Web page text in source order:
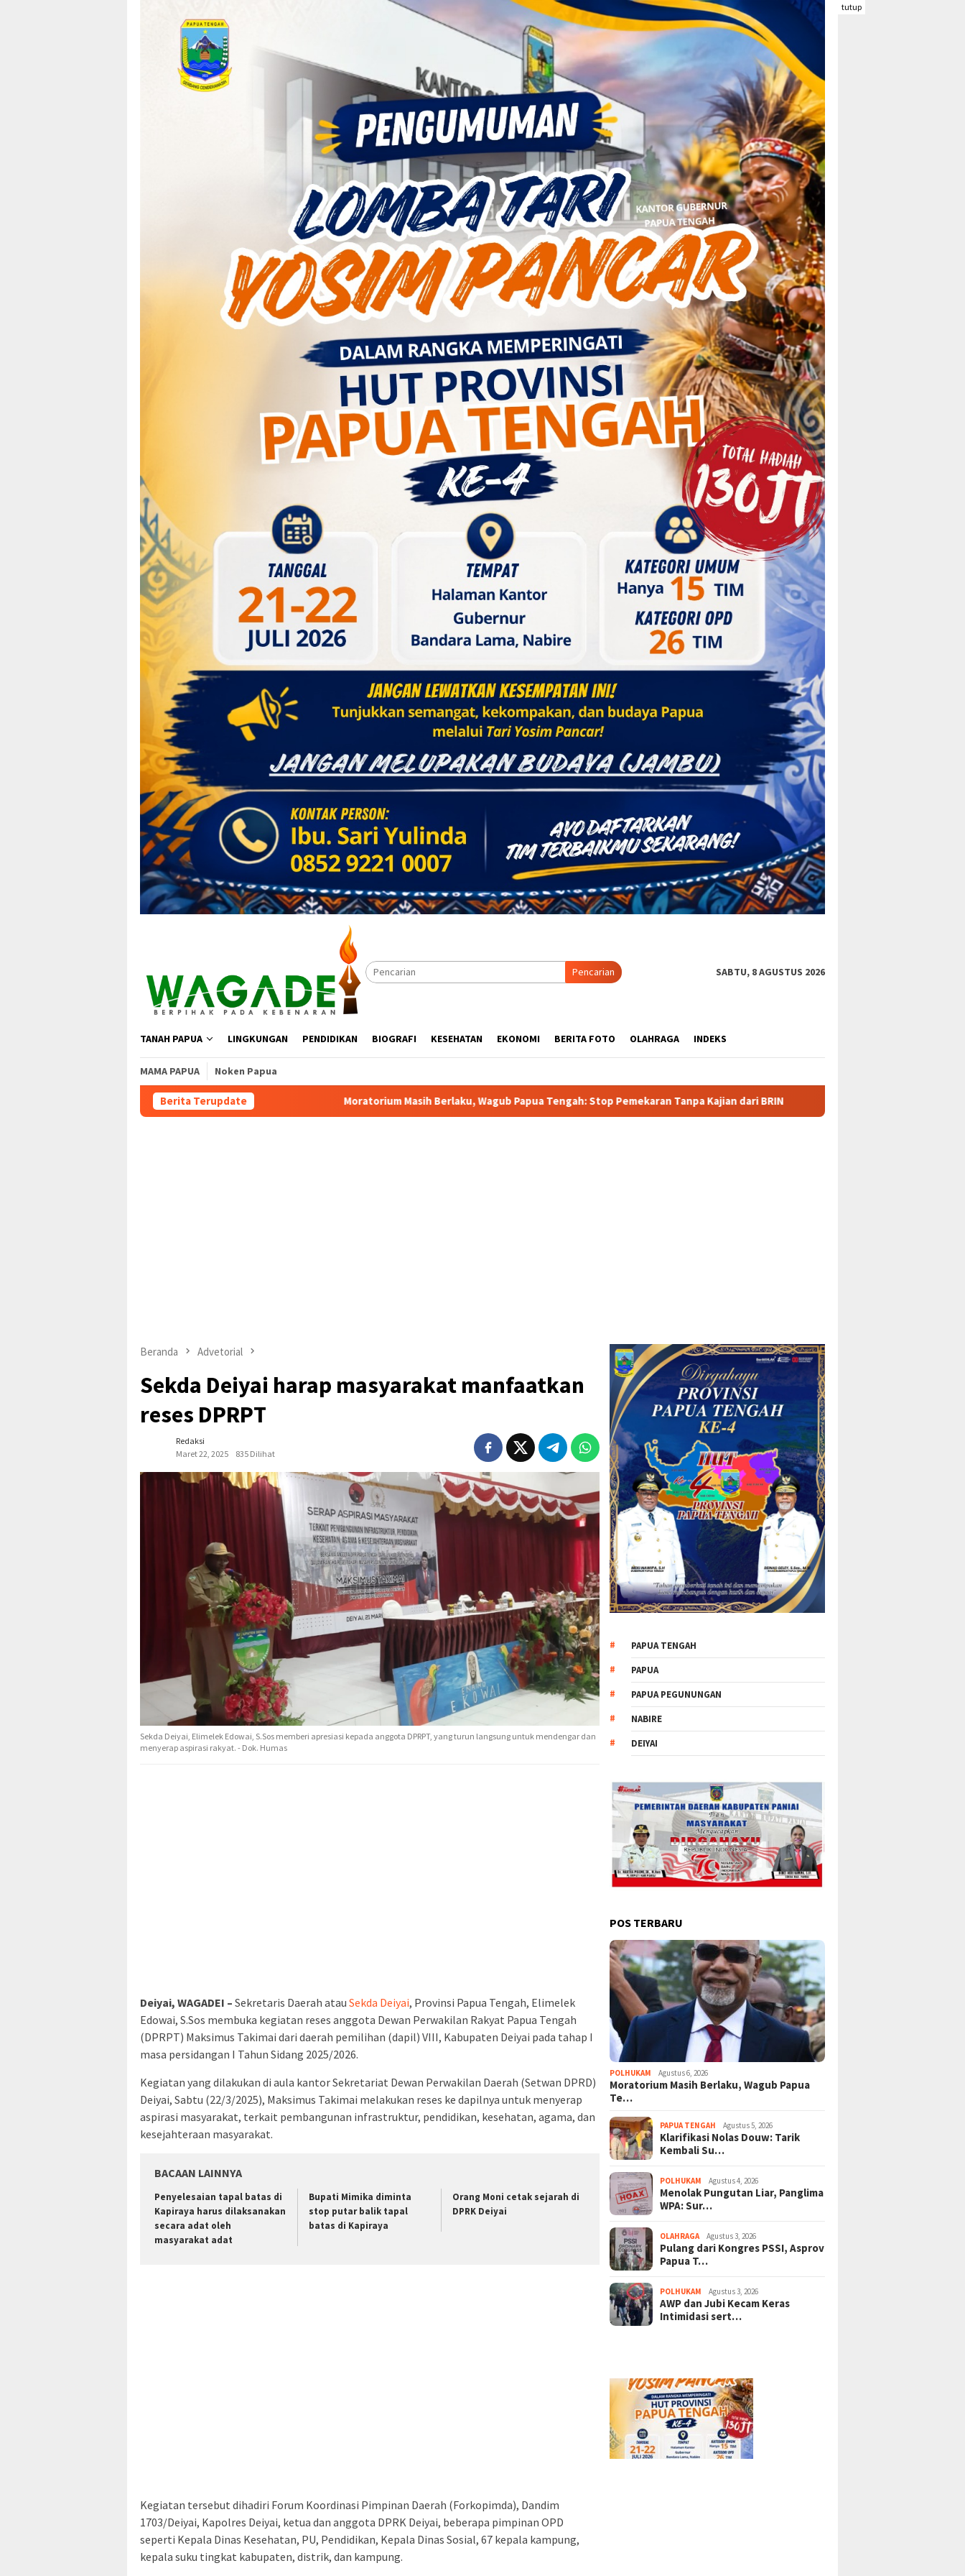
tutup
Pencarian SABTU, 8 AGUSTUS 2026
TANAH PAPUA LINGKUNGAN PENDIDIKAN BIOGRAFI KESEHATAN EKONOMI BERITA FOTO OLAHRAGA INDEKS
MAMA PAPUA Noken Papua
Berita Terupdate
Moratorium Masih Berlaku, Wagub Papua Tengah: Stop Pemekaran Tanpa Kajian dari BRIN Klarifikasi Nolas Douw: Tarik Kembali Surat, Lepas
Beranda Advetorial
Sekda Deiyai harap masyarakat manfaatkan
reses DPRPT
Redaksi
Maret 22, 2025
835 Dilihat
Sekda Deiyai, Elimelek Edowai, S.Sos memberi apresiasi kepada anggota DPRPT, yang turun langsung untuk mendengar dan
menyerap aspirasi rakyat. - Dok. Humas
Deiyai, WAGADEI – Sekretaris Daerah atau Sekda Deiyai, Provinsi Papua Tengah, Elimelek
Edowai, S.Sos membuka kegiatan reses anggota Dewan Perwakilan Rakyat Papua Tengah
(DPRPT) Maksimus Takimai dari daerah pemilihan (dapil) VIII, Kabupaten Deiyai pada tahap I
masa persidangan I Tahun Sidang 2025/2026.
Kegiatan yang dilakukan di aula kantor Sekretariat Dewan Perwakilan Daerah (Setwan DPRD)
Deiyai, Sabtu (22/3/2025), Maksimus Takimai melakukan reses ke dapilnya untuk menyerap
aspirasi masyarakat, terkait pembangunan infrastruktur, pendidikan, kesehatan, agama, dan
kesejahteraan masyarakat.
BACAAN LAINNYA
Penyelesaian tapal batas di
Kapiraya harus dilaksanakan
secara adat oleh
masyarakat adat
Bupati Mimika diminta
stop putar balik tapal
batas di Kapiraya
Orang Moni cetak sejarah di
DPRK Deiyai
Kegiatan tersebut dihadiri Forum Koordinasi Pimpinan Daerah (Forkopimda), Dandim
1703/Deiyai, Kapolres Deiyai, ketua dan anggota DPRK Deiyai, beberapa pimpinan OPD
seperti Kepala Dinas Kesehatan, PU, Pendidikan, Kepala Dinas Sosial, 67 kepala kampung,
kepala suku tingkat kabupaten, distrik, dan kampung.
PAPUA TENGAH
PAPUA
PAPUA PEGUNUNGAN
NABIRE
DEIYAI
POS TERBARU
POLHUKAM Agustus 6, 2026
Moratorium Masih Berlaku, Wagub Papua
Te…
PAPUA TENGAH Agustus 5, 2026
Klarifikasi Nolas Douw: Tarik
Kembali Su…
POLHUKAM Agustus 4, 2026
Menolak Pungutan Liar, Panglima
WPA: Sur…
OLAHRAGA Agustus 3, 2026
Pulang dari Kongres PSSI, Asprov
Papua T…
POLHUKAM Agustus 3, 2026
AWP dan Jubi Kecam Keras
Intimidasi sert…